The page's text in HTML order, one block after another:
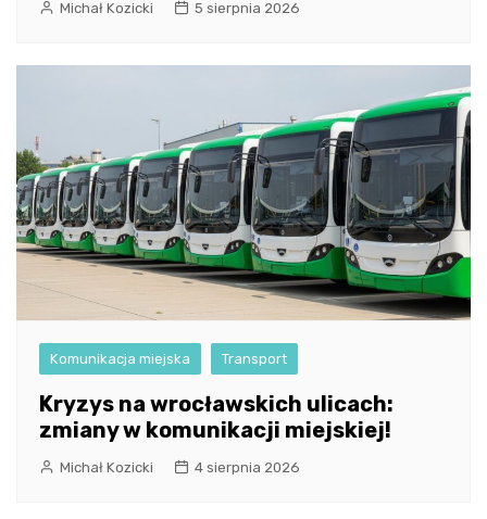
Michał Kozicki 5 sierpnia 2026
Komunikacja miejska Transport
Kryzys na wrocławskich ulicach:
zmiany w komunikacji miejskiej!
Michał Kozicki 4 sierpnia 2026